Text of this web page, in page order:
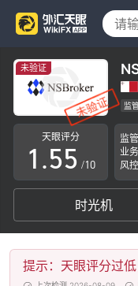
未验证
监
天眼评分
0
1
2
3
4
.
1
2
3
4
5
6
7
8
1
2
3
4
5
6
7
8
/10
监
业
风
时光机
提示：天眼评分过低